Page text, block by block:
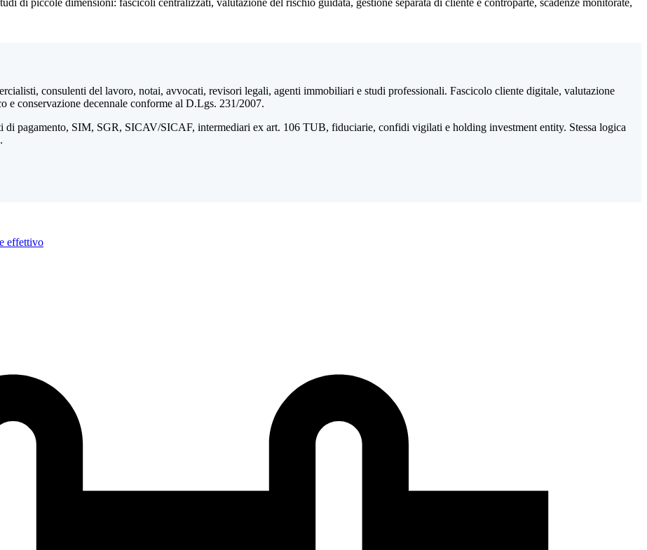
consulenti del lavoro, notai, avvocati, revisori legali, agenti immobiliari e studi professionali. Fascicolo cliente digitale, valutazione
conservazione decennale conforme al D.Lgs. 231/2007.
pagamento, SIM, SGR, SICAV/SICAF, intermediari ex art. 106 TUB, fiduciarie, confidi vigilati e holding investment entity. Stessa logica
effettivo